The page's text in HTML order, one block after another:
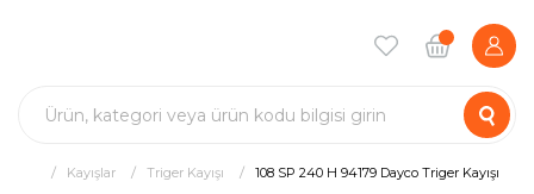
Kayışlar Triger Kayışı 108 SP 240 H 94179 Dayco Triger Kayışı